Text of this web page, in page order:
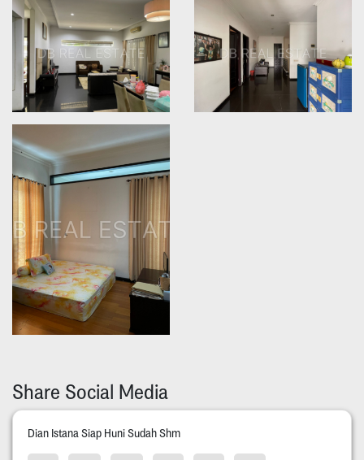
Share Social Media
Dian Istana Siap Huni Sudah Shm